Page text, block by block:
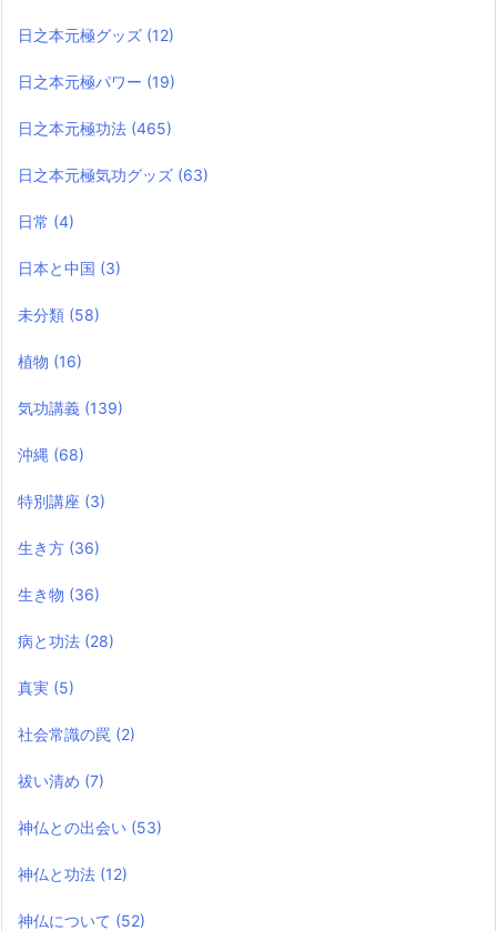
日之本元極グッズ (12)
日之本元極パワー (19)
日之本元極功法 (465)
日之本元極気功グッズ (63)
日常 (4)
日本と中国 (3)
未分類 (58)
植物 (16)
気功講義 (139)
沖縄 (68)
特別講座 (3)
生き方 (36)
生き物 (36)
病と功法 (28)
真実 (5)
社会常識の罠 (2)
祓い清め (7)
神仏との出会い (53)
神仏と功法 (12)
神仏について (52)